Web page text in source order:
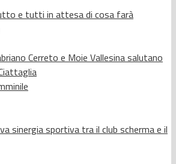
e tutti in attesa di cosa farà
Cerreto e Moie Vallesina salutano
sinergia sportiva tra il club scherma e il